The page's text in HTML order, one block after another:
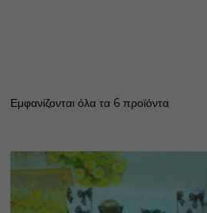
Εμφανίζονται όλα τα 6 προϊόντα